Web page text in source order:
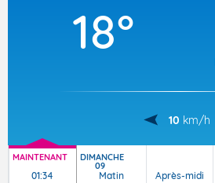
18°
10 km/h
MAINTENANT
01:34
DIMANCHE
09
Matin Après-midi